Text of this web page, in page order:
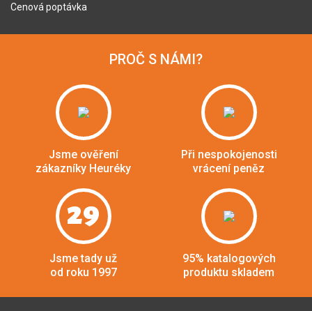
Cenová poptávka
PROČ S NÁMI?
Jsme ověření
zákazníky Heuréky
Při nespokojenosti
vrácení peněz
29
Jsme tady už
od roku 1997
95% katalogových
produktu skladem